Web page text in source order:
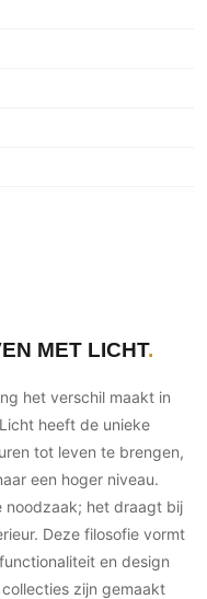
MET LICHT
het verschil maakt in
heeft de unieke
tot leven te brengen,
een hoger niveau.
noodzaak; het draagt bij
Deze filosofie vormt
en design
zijn gemaakt